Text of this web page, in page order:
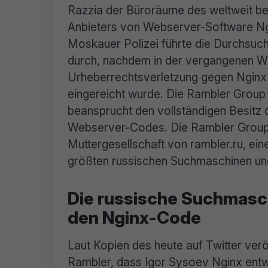
Razzia der Büroräume des weltweit
Anbieters von Webserver-Software
Moskauer Polizei führte die
durch, nachdem in der vergangenen
Urheberrechtsverletzung gegen Nginx
eingereicht wurde. Die Rambler Group
beansprucht den vollständigen Besitz
Webserver-Codes. Die Rambler
Muttergesellschaft von rambler.ru,
größten russischen Suchmaschinen
Die russische
den Nginx-Code
Laut Kopien des heute auf Twitter
Rambler, dass Igor Sysoev Nginx